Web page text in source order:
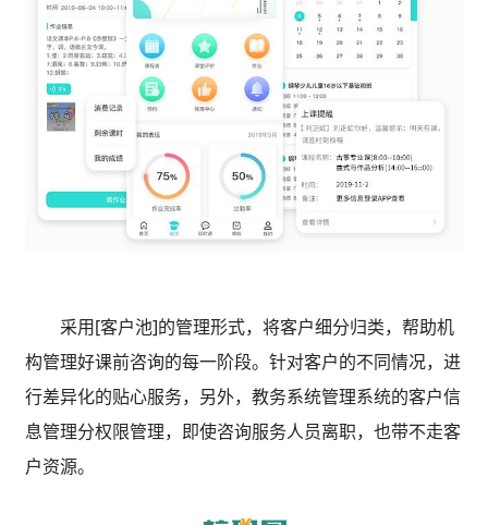
采用[客户池]的管理形式，将客户细分归类，帮助机
构管理好课前咨询的每一阶段。针对客户的不同情况，进
行差异化的贴心服务，另外，教务系统管理系统的客户信
息管理分权限管理，即使咨询服务人员离职，也带不走客
户资源。